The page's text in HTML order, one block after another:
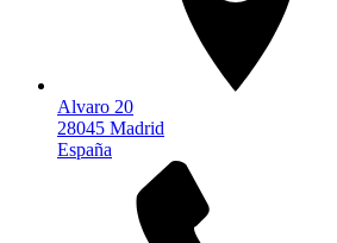
Alvaro 20
28045 Madrid
España